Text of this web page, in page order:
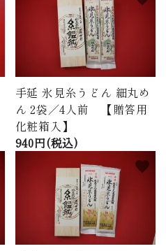
手延 氷見糸うどん 細丸め
ん 2袋／4人前 【贈答用
化粧箱入】
940円(税込)
favorite